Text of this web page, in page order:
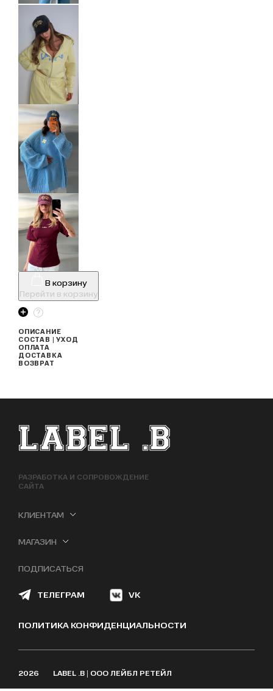
В корзину
Перейти в корзину
ОПИСАНИЕ
СОСТАВ | УХОД
ОПЛАТА
ДОСТАВКА
ВОЗВРАТ
ФУТЕР САЙТА
РАЗРАБОТКА И СОПРОВОЖДЕНИЕ
САЙТА
КЛИЕНТАМ
МАГАЗИН
ПОДПИСАТЬСЯ
ТЕЛЕГРАМ VK
2026 LABEL .B | ООО ЛЕЙБЛ РЕТЕЙЛ
ПОЛИТИКА КОНФИДЕНЦИАЛЬНОСТИ